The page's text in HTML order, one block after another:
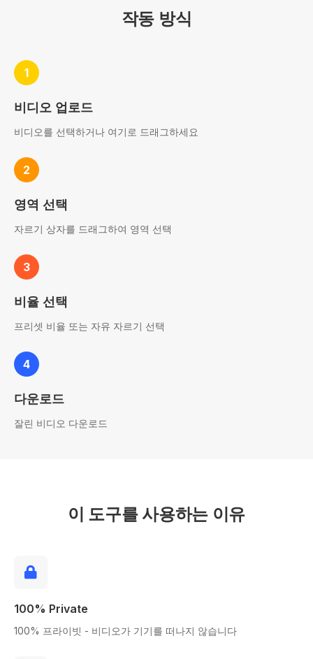
작동 방식
1
비디오 업로드
비디오를 선택하거나 여기로 드래그하세요
2
영역 선택
자르기 상자를 드래그하여 영역 선택
3
비율 선택
프리셋 비율 또는 자유 자르기 선택
4
다운로드
잘린 비디오 다운로드
이 도구를 사용하는 이유
100% Private
100% 프라이빗 - 비디오가 기기를 떠나지 않습니다